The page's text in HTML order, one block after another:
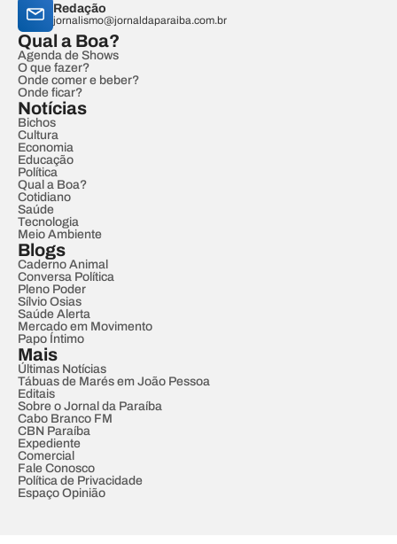
Redação
jornalismo@jornaldaparaiba.com.br
Qual a Boa?
Agenda de Shows
O que fazer?
Onde comer e beber?
Onde ficar?
Notícias
Bichos
Cultura
Economia
Educação
Política
Qual a Boa?
Cotidiano
Saúde
Tecnologia
Meio Ambiente
Blogs
Caderno Animal
Conversa Política
Pleno Poder
Sílvio Osias
Saúde Alerta
Mercado em Movimento
Papo Íntimo
Mais
Últimas Notícias
Tábuas de Marés em João Pessoa
Editais
Sobre o Jornal da Paraíba
Cabo Branco FM
CBN Paraíba
Expediente
Comercial
Fale Conosco
Política de Privacidade
Espaço Opinião